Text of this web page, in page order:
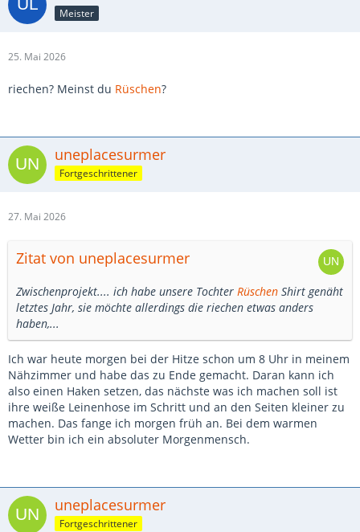
Meister
25. Mai 2026
riechen? Meinst du Rüschen?
uneplacesurmer
Fortgeschrittener
27. Mai 2026
Zitat von uneplacesurmer
Zwischenprojekt.... ich habe unsere Tochter Rüschen Shirt genäht
letztes Jahr, sie möchte allerdings die riechen etwas anders
haben,...
Ich war heute morgen bei der Hitze schon um 8 Uhr in meinem
Nähzimmer und habe das zu Ende gemacht. Daran kann ich
also einen Haken setzen, das nächste was ich machen soll ist
ihre weiße Leinenhose im Schritt und an den Seiten kleiner zu
machen. Das fange ich morgen früh an. Bei dem warmen
Wetter bin ich ein absoluter Morgenmensch.
uneplacesurmer
Fortgeschrittener